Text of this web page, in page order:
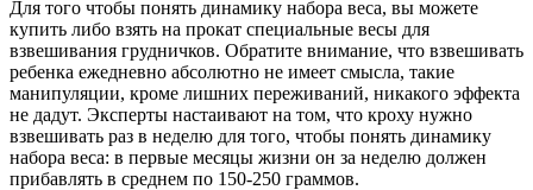
Для того чтобы понять динамику набора веса, вы можете
купить либо взять на прокат специальные весы для
взвешивания грудничков. Обратите внимание, что взвешивать
ребенка ежедневно абсолютно не имеет смысла, такие
манипуляции, кроме лишних переживаний, никакого эффекта
не дадут. Эксперты настаивают на том, что кроху нужно
взвешивать раз в неделю для того, чтобы понять динамику
набора веса: в первые месяцы жизни он за неделю должен
прибавлять в среднем по 150-250 граммов.